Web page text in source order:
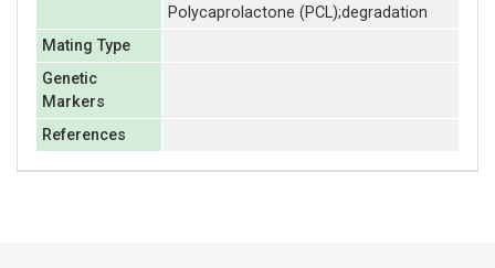
Polycaprolactone (PCL);degradation
Mating Type
Genetic
Markers
References